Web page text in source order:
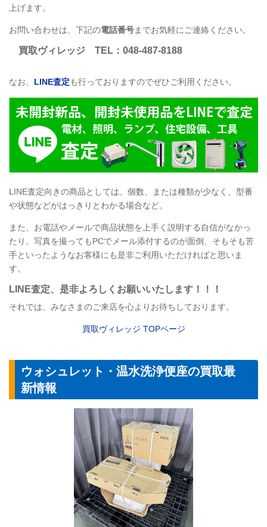
上げます。
お問い合わせは、下記の電話番号までお気軽にご連絡ください。
買取ヴィレッジ TEL ：048-487-8188
なお、 LINE査定も行っておりますのでぜひご利用ください。
LINE査定向きの商品としては、個数、または種類が少なく、型番
や状態などがはっきりとわかる場合など。
また、お電話やメールで商品状態を上手く説明する自信がなかっ
たり、写真を撮ってもPCでメール添付するのが面倒、そもそも苦
手といったようなお客様にも是非ご利用いただければと思いま
す。
LINE査定、是非よろしくお願いいたします！！！
それでは、みなさまのご来店を心よりお待ちしております。
買取ヴィレッジ TOPページ
ウォシュレット・温水洗浄便座の買取最
新情報